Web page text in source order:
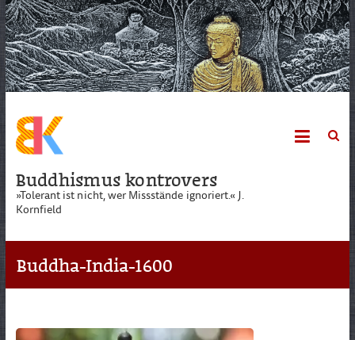
Skip
to
content
Buddhismus kontrovers
»Tolerant ist nicht, wer Missstände ignoriert.« J.
Kornfield
Buddha-India-1600